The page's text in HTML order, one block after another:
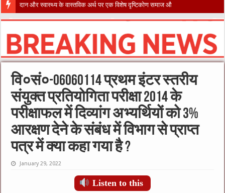
वि०सं०-06060114 प्रथम इंटर स्तरीय
संयुक्त प्रतियोगिता परीक्षा 2014 के
परीक्षाफल में दिव्यांग अभ्यर्थियों को 3%
आरक्षण देने के संबंध में विभाग से प्राप्त
पत्र में क्या कहा गया है ?
January 29, 2022
Listen to this